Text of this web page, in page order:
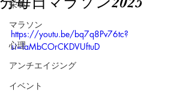
栄養
マラソン
心理
アンチエイジング
イベント
https://youtu.be/bq7q8Pv76tc?
si=laMbCOrCKDVUftuD